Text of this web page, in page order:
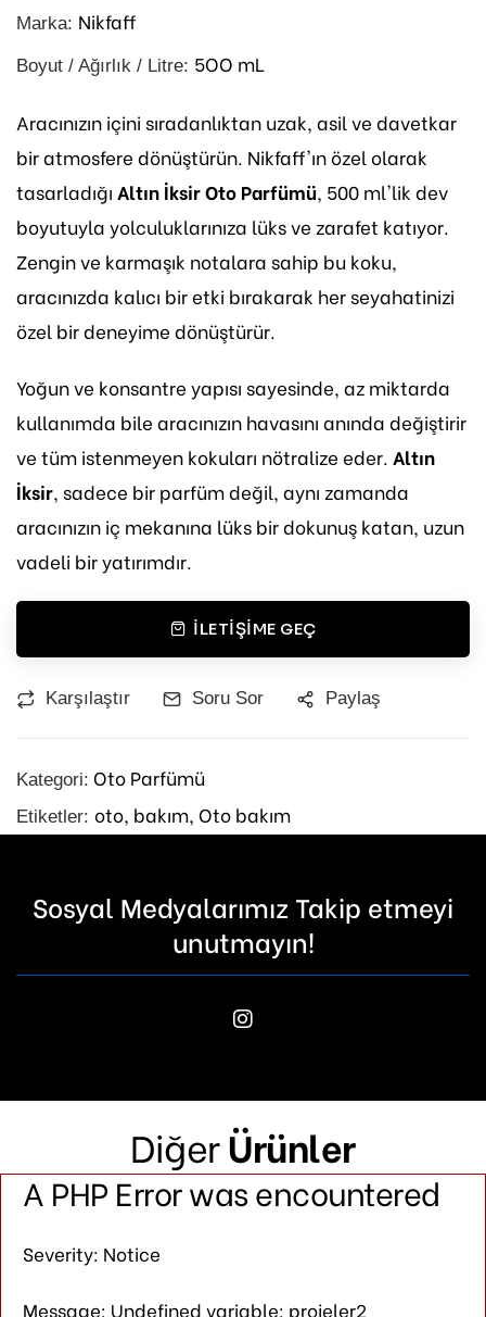
Marka: Nikfaff
Boyut / Ağırlık / Litre: 5OO mL
Aracınızın içini sıradanlıktan uzak, asil ve davetkar
bir atmosfere dönüştürün. Nikfaff'ın özel olarak
tasarladığı Altın İksir Oto Parfümü, 500 ml'lik dev
boyutuyla yolculuklarınıza lüks ve zarafet katıyor.
Zengin ve karmaşık notalara sahip bu koku,
aracınızda kalıcı bir etki bırakarak her seyahatinizi
özel bir deneyime dönüştürür.
Yoğun ve konsantre yapısı sayesinde, az miktarda
kullanımda bile aracınızın havasını anında değiştirir
ve tüm istenmeyen kokuları nötralize eder. Altın
İksir, sadece bir parfüm değil, aynı zamanda
aracınızın iç mekanına lüks bir dokunuş katan, uzun
vadeli bir yatırımdır.
İLETIŞIME GEÇ
Karşılaştır Soru Sor Paylaş
Kategori: Oto Parfümü
Etiketler: oto, bakım, Oto bakım
Sosyal Medyalarımız Takip etmeyi
unutmayın!
DiğerÜrünler
A PHP Error was encountered
Severity: Notice
Message: Undefined variable: projeler2